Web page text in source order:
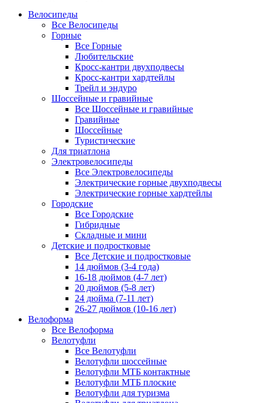
Велосипеды
Все Велосипеды
Горные
Все Горные
Любительские
Кросс-кантри двухподвесы
Кросс-кантри хардтейлы
Трейл и эндуро
Шоссейные и гравийные
Все Шоссейные и гравийные
Гравийные
Шоссейные
Туристические
Для триатлона
Электровелосипеды
Все Электровелосипеды
Электрические горные двухподвесы
Электрические горные хардтейлы
Городские
Все Городские
Гибридные
Складные и мини
Детские и подростковые
Все Детские и подростковые
14 дюймов (3-4 года)
16-18 дюймов (4-7 лет)
20 дюймов (5-8 лет)
24 дюйма (7-11 лет)
26-27 дюймов (10-16 лет)
Велоформа
Все Велоформа
Велотуфли
Все Велотуфли
Велотуфли шоссейные
Велотуфли МТБ контактные
Велотуфли МТБ плоские
Велотуфли для туризма